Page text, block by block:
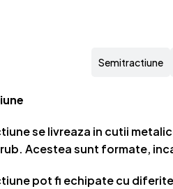
Semitractiune
se livreaza in cutii
Acestea sunt formate,
pot fi echipate cu